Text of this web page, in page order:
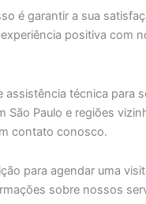
é garantir a sua
positiva com
assistência técnica para
São Paulo e regiões
contato conosco.
para agendar uma
sobre nossos